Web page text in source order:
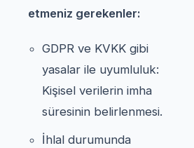
etmeniz gerekenler:
GDPR ve KVKK gibi
yasalar ile uyumluluk:
Kişisel verilerin imha
süresinin belirlenmesi.
İhlal durumunda